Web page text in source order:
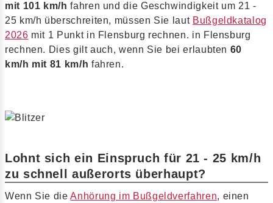
mit 101 km/h fahren und die Geschwindigkeit um 21 -
25 km/h überschreiten, müssen Sie laut Bußgeldkatalog
2026 mit 1 Punkt in Flensburg rechnen. in Flensburg
rechnen. Dies gilt auch, wenn Sie bei erlaubten 60
km/h mit 81 km/h fahren.
Lohnt sich ein Einspruch für 21 - 25 km/h
zu schnell außerorts überhaupt?
Wenn Sie dieAnhörung im Bußgeldverfahren, einen